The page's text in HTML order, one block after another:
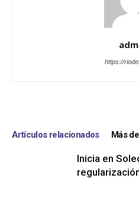
https://
Artículos relacionados Más
Inicia en